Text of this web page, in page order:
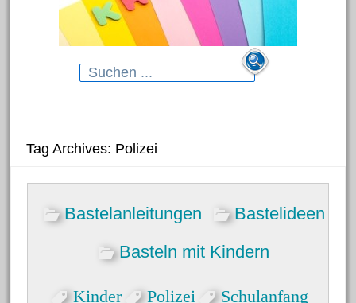
Search
Neueste Beiträge
Blumenhänger aus
Modelliermasse
Dekorative Schmelzgranulat-
Formen
Tag Archives: Polizei
Bastelanleitungen
Bastelideen
Basteln mit Kindern
Kinder Polizei Schulanfang